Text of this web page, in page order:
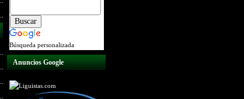
Búsqueda personalizada
Anuncios Google